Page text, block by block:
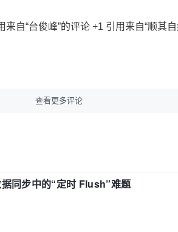
自“台俊峰”的评论 +1 引用来自“顺其
查看更多评论
同步中的“定时 Flush”难题